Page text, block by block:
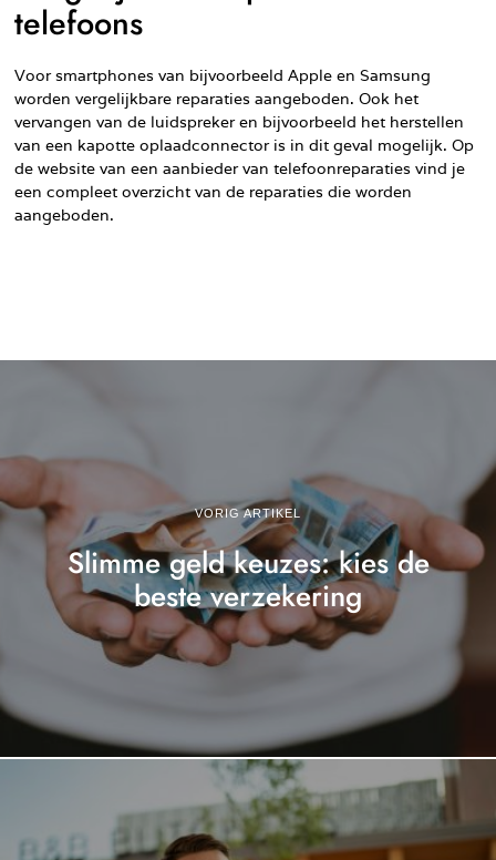
telefoons
Voor smartphones van bijvoorbeeld Apple en Samsung
worden vergelijkbare reparaties aangeboden. Ook het
vervangen van de luidspreker en bijvoorbeeld het herstellen
van een kapotte oplaadconnector is in dit geval mogelijk. Op
de website van een aanbieder van telefoonreparaties vind je
een compleet overzicht van de reparaties die worden
aangeboden.
VORIG ARTIKEL
Slimme geld keuzes: kies de
beste verzekering